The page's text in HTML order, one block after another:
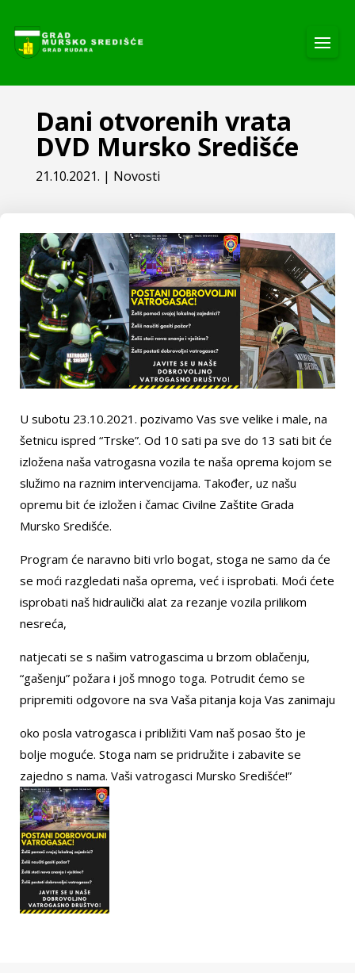
Dani otvorenih vrata
DVD Mursko Središće
21.10.2021. | Novosti
U subotu 23.10.2021. pozivamo Vas sve velike i male, na
šetnicu ispred “Trske”. Od 10 sati pa sve do 13 sati bit će
izložena naša vatrogasna vozila te naša oprema kojom se
služimo na raznim intervencijama. Također, uz našu
opremu bit će izložen i čamac Civilne Zaštite Grada
Mursko Središće.
Program će naravno biti vrlo bogat, stoga ne samo da će
se moći razgledati naša oprema, već i isprobati. Moći ćete
isprobati naš hidraulički alat za rezanje vozila prilikom
nesreća,
natjecati se s našim vatrogascima u brzom oblačenju,
“gašenju” požara i još mnogo toga. Potrudit ćemo se
pripremiti odgovore na sva Vaša pitanja koja Vas zanimaju
oko posla vatrogasca i približiti Vam naš posao što je
bolje moguće. Stoga nam se pridružite i zabavite se
zajedno s nama. Vaši vatrogasci Mursko Središće!”